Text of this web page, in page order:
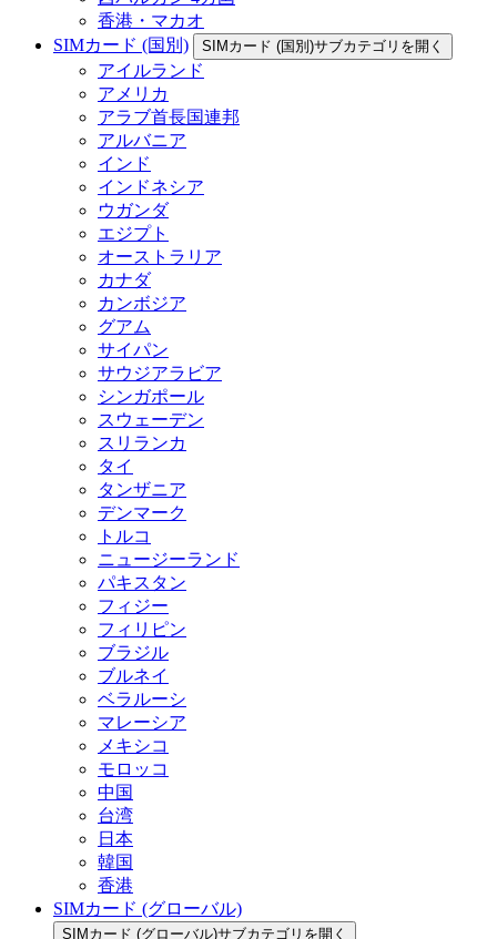
香港・マカオ
SIMカード (国別)
SIMカード (国別)サブカテゴリを開く
アイルランド
アメリカ
アラブ首長国連邦
アルバニア
インド
インドネシア
ウガンダ
エジプト
オーストラリア
カナダ
カンボジア
グアム
サイパン
サウジアラビア
シンガポール
スウェーデン
スリランカ
タイ
タンザニア
デンマーク
トルコ
ニュージーランド
パキスタン
フィジー
フィリピン
ブラジル
ブルネイ
ベラルーシ
マレーシア
メキシコ
モロッコ
中国
台湾
日本
韓国
香港
SIMカード (グローバル)
SIMカード (グローバル)サブカテゴリを開く